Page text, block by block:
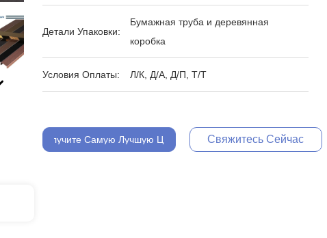
Детали Упаковки:
Бумажная труба и деревянная
коробка
Условия Оплаты: Л/К, Д/А, Д/П, Т/Т
Получите Самую Лучшую Цену Свяжитесь Сейчас